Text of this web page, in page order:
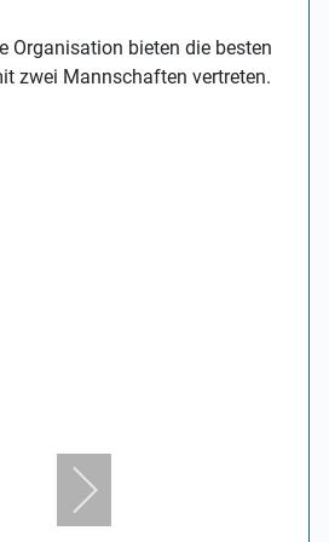
Organisation bieten die besten
zwei Mannschaften vertreten.